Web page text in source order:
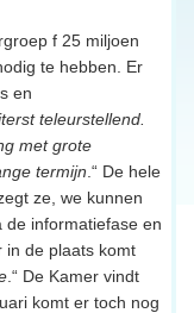
f 25 miljoen
te hebben. Er
en
teleurstellend.
met grote
termijn .“ De hele
ze, we kunnen
informatiefase en
in de plaats komt
.“ De Kamer vindt
komt er toch nog